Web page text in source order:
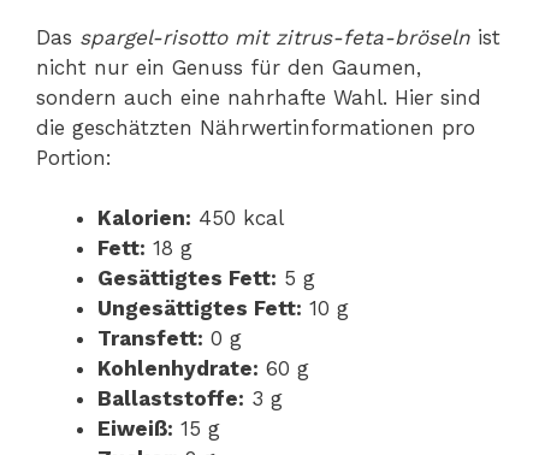
Das spargel-risotto mit zitrus-feta-bröseln ist
nicht nur ein Genuss für den Gaumen,
sondern auch eine nahrhafte Wahl. Hier sind
die geschätzten Nährwertinformationen pro
Portion:
Kalorien: 450 kcal
Fett: 18 g
Gesättigtes Fett: 5 g
Ungesättigtes Fett: 10 g
Transfett: 0 g
Kohlenhydrate: 60 g
Ballaststoffe: 3 g
Eiweiß: 15 g